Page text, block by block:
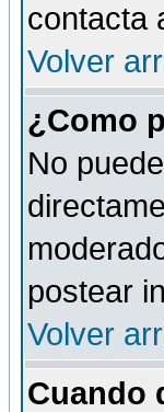
contacta
Volver
¿Como
No
postear
Volver
Cuando